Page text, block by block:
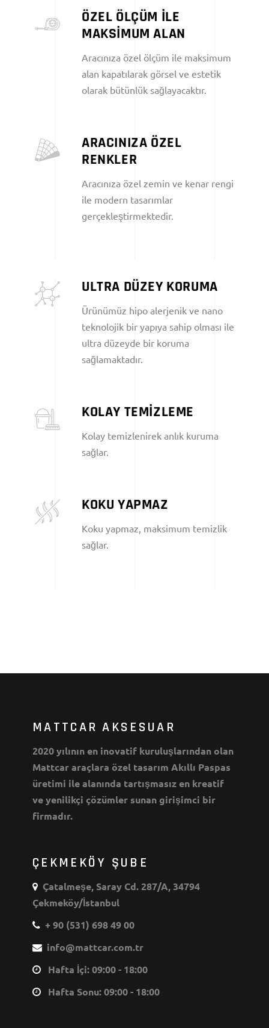
ÖZEL ÖLÇÜM İLE
MAKSİMUM ALAN
Aracınıza özel ölçüm ile maksimum
alan kapatılarak görsel ve estetik
olarak bütünlük sağlayacaktır.
ARACINIZA ÖZEL
RENKLER
Aracınıza özel zemin ve kenar rengi
ile modern tasarımlar
gerçekleştirmektedir.
ULTRA DÜZEY KORUMA
Ürünümüz hipo alerjenik ve nano
teknolojik bir yapıya sahip olması ile
ultra düzeyde bir koruma
sağlamaktadır.
KOLAY TEMİZLEME
Kolay temizlenirek anlık kuruma
sağlar.
KOKU YAPMAZ
Koku yapmaz, maksimum temizlik
sağlar.
MATTCAR AKSESUAR
2020 yılının en inovatif kuruluşlarından olan
Mattcar araçlara özel tasarım Akıllı Paspas
üretimi ile alanında tartışmasız en kreatif
ve yenilikçi çözümler sunan girişimci bir
firmadır.
ÇEKMEKÖY ŞUBE
Çatalmeşe, Saray Cd. 287/A, 34794
Çekmeköy/İstanbul
+ 90 (531) 698 49 00
info@mattcar.com.tr
Hafta İçi: 09:00 - 18:00
Hafta Sonu: 09:00 - 18:00